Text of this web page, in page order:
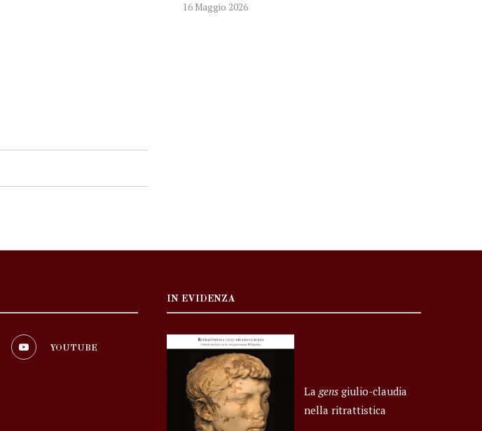
16 Maggio 2026
YOUTUBE
IN EVIDENZA
Lagens giulio-claudia
nella ritrattistica